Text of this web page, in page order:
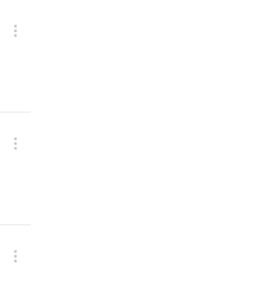


